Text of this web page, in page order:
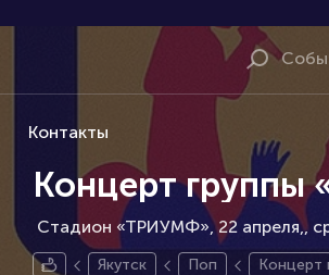
Контакты
Концерт группы
Стадион «ТРИУМФ», 22 апреля,
Якутск Поп Концерт